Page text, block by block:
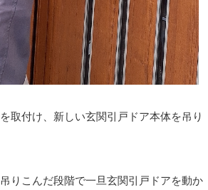
取付け、新しい玄関引戸ドア本体を吊り
りこんだ段階で一旦玄関引戸ドアを動か